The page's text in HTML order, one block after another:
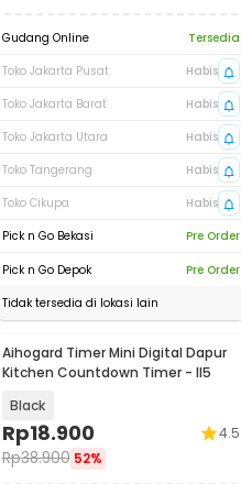
Gudang Online
Tersedia
Toko Jakarta Pusat
Habis
Toko Jakarta Barat
Habis
Toko Jakarta Utara
Habis
Toko Tangerang
Habis
Toko Cikupa
Habis
Pick n Go Bekasi
Pre Order
Pick n Go Depok
Pre Order
Tidak tersedia di lokasi lain
Aihogard Timer Mini Digital Dapur
Kitchen Countdown Timer - II5
Black
Rp18.900
Rp38.900 52%
4.5